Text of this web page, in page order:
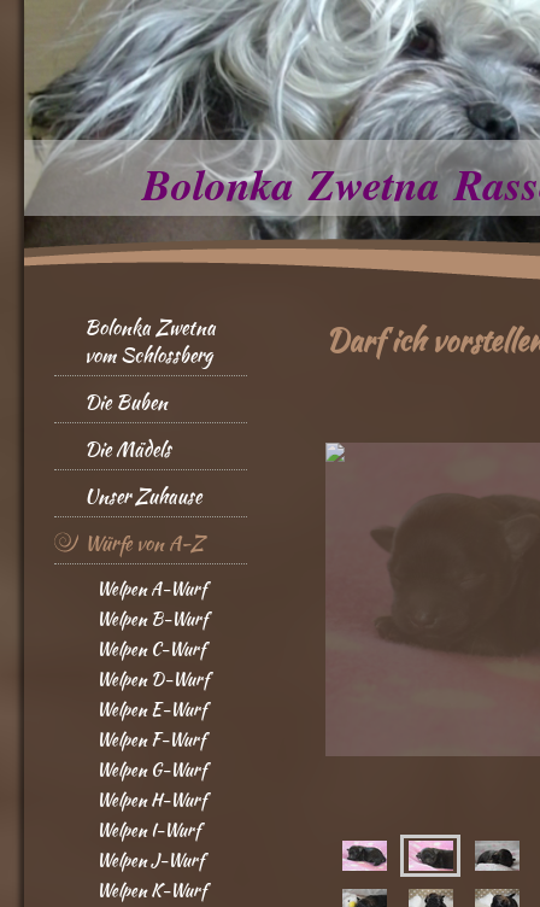
Bolonka Zwetna
Bolonka Zwetna
vom Schlossberg
Die Buben
Die Mädels
Unser Zuhause
Würfe von A-Z
Welpen A-Wurf
Welpen B-Wurf
Welpen C-Wurf
Welpen D-Wurf
Welpen E-Wurf
Welpen F-Wurf
Welpen G-Wurf
Welpen H-Wurf
Welpen I-Wurf
Welpen J-Wurf
Welpen K-Wurf
Darf ich